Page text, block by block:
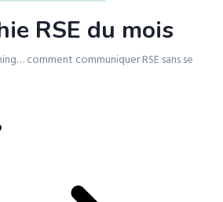
RSE du mois
comment communiquer RSE sans se